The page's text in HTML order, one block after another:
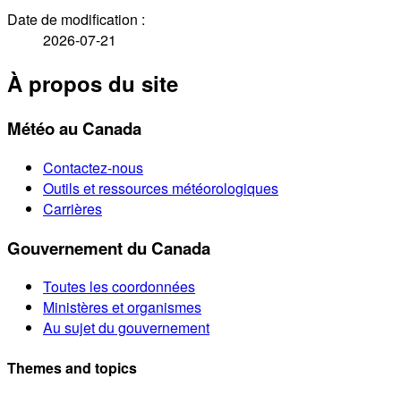
Date de modification :
2026-07-21
À propos du site
Météo au Canada
Contactez-nous
Outils et ressources météorologiques
Carrières
Gouvernement du Canada
Toutes les coordonnées
Ministères et organismes
Au sujet du gouvernement
Themes and topics